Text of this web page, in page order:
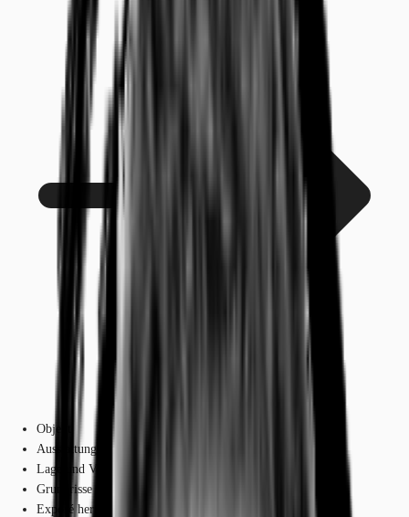
Objekt
Ausstattung
Lage und Verkehrsanbindung
Grundrisse
Exposé herunterladen